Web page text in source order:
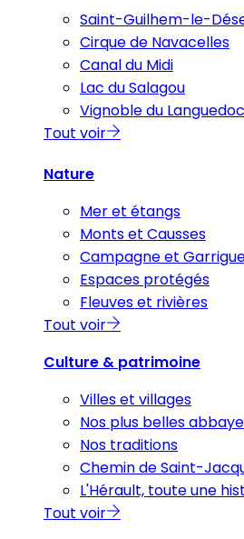
Saint-Guilhem-le-
Cirque de Navacelles
Canal du Midi
Lac du Salagou
Vignoble du Languedoc
Tout voir
Nature
Mer et étangs
Monts et Causses
Campagne et
Espaces protégés
Fleuves et rivières
Tout voir
Culture & patrimoine
Villes et villages
Nos plus belles
Nos traditions
Chemin de Saint-
L'Hérault, toute une
Tout voir